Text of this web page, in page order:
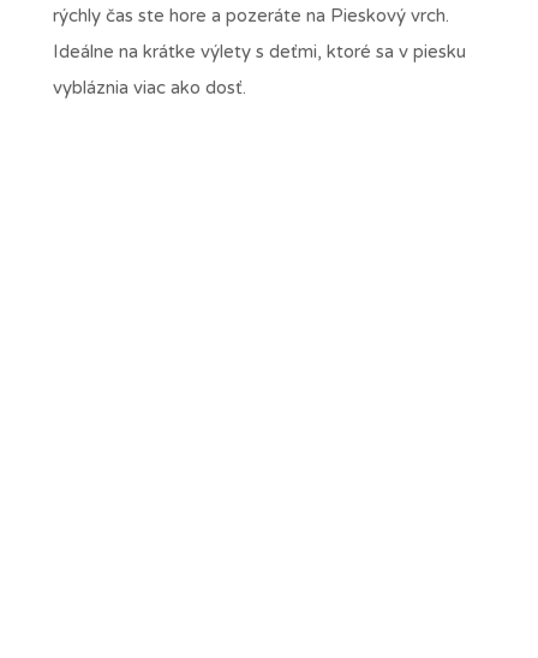
rýchly čas ste hore a pozeráte na Pieskový vrch.
Ideálne na krátke výlety s deťmi, ktoré sa v piesku
vybláznia viac ako dosť.